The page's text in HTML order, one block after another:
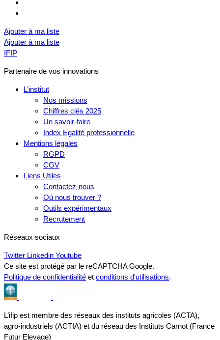
Ajouter à ma liste
Ajouter à ma liste
IFIP
Partenaire de vos innovations
L’institut
Nos missions
Chiffres clés 2025
Un savoir-faire
Index Egalité professionnelle
Mentions légales
RGPD
CGV
Liens Utiles
Contactez-nous
Où nous trouver ?
Outils expérimentaux
Recrutement
Réseaux sociaux
Twitter Linkedin Youtube
Ce site est protégé par le reCAPTCHA Google.
Politique de confidentialité et conditions d'utilisations.
L’ifip est membre des réseaux des instituts agricoles (ACTA),
agro-industriels (ACTIA) et du réseau des Instituts Carnot (France
Futur Elevage)